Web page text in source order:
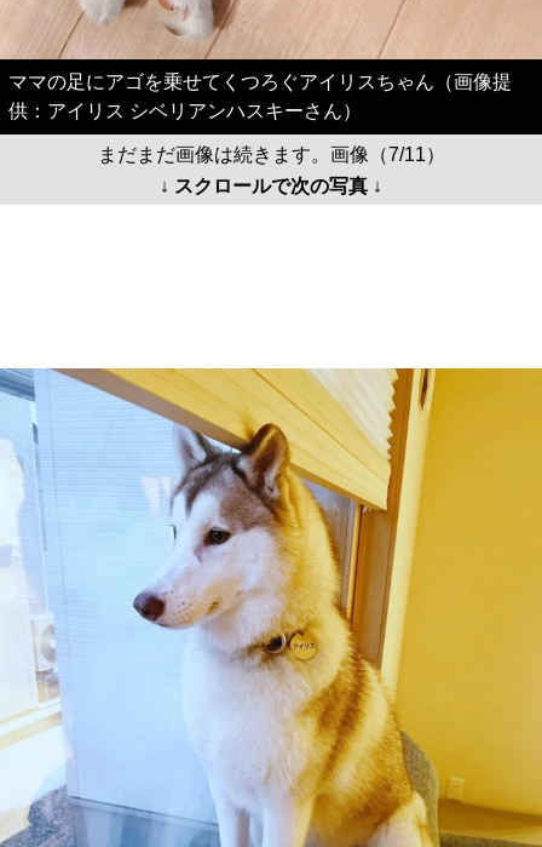
ママの足にアゴを乗せてくつろぐアイリスちゃん（画像提
供：アイリス シベリアンハスキーさん）
まだまだ画像は続きます。画像（7/11）
↓ スクロールで次の写真 ↓